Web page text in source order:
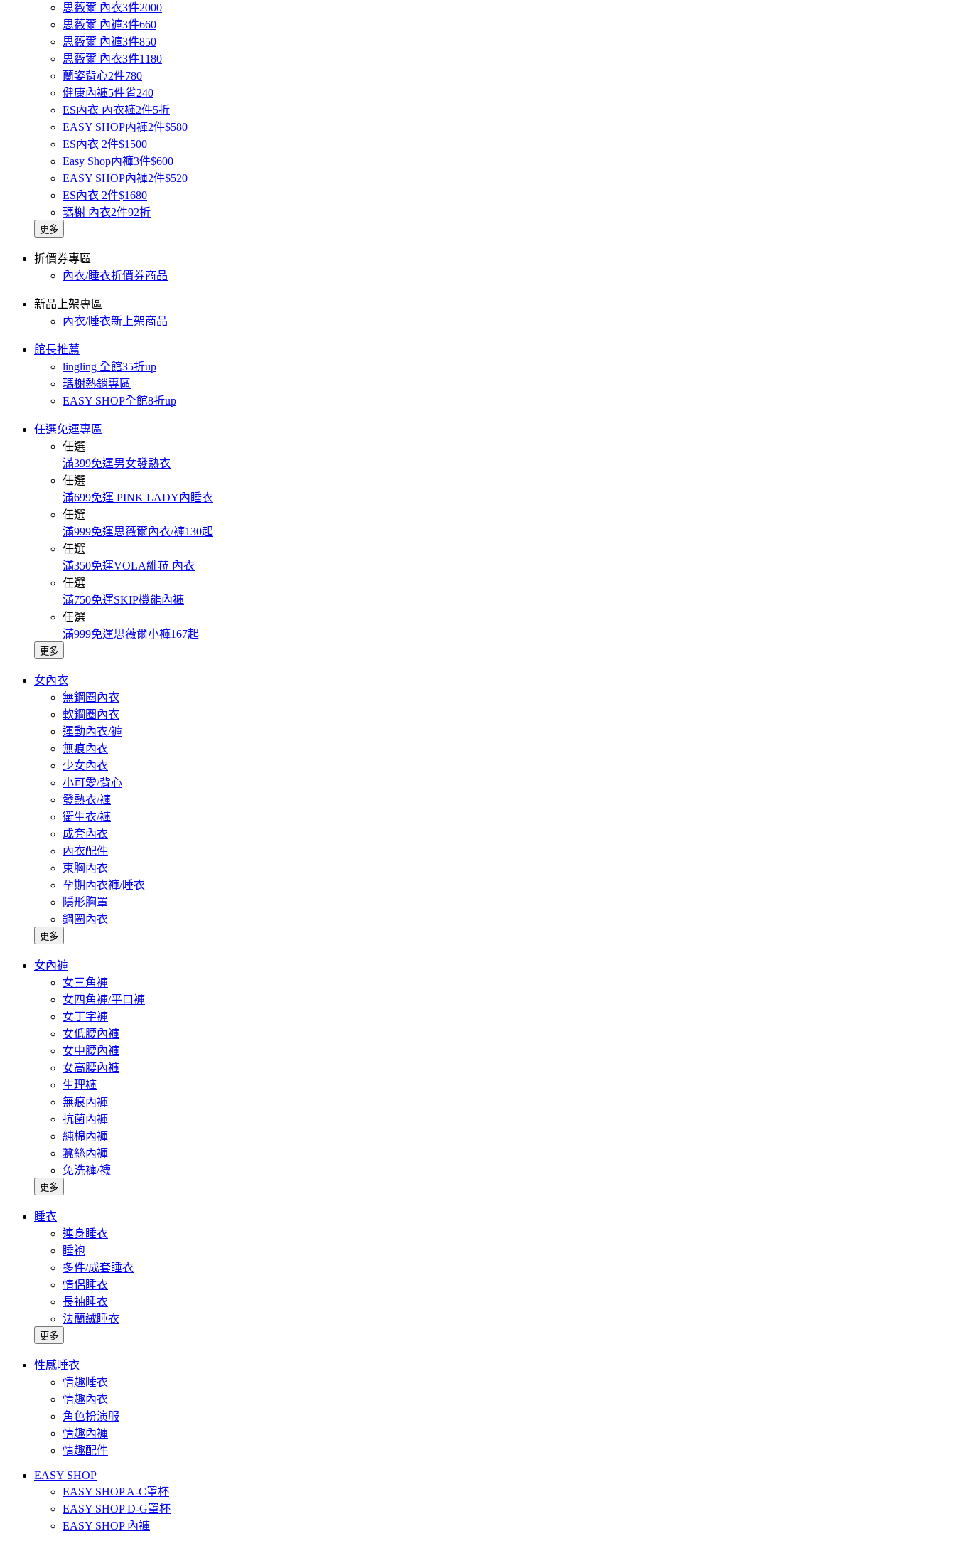
思薇爾 內衣3件2000
思薇爾 內褲3件660
思薇爾 內褲3件850
思薇爾 內衣3件1180
蘭姿背心2件780
健康內褲5件省240
ES內衣 內衣褲2件5折
EASY SHOP內褲2件$580
ES內衣 2件$1500
Easy Shop內褲3件$600
EASY SHOP內褲2件$520
ES內衣 2件$1680
瑪榭 內衣2件92折
更多
折價券專區
內衣/睡衣折價券商品
新品上架專區
內衣/睡衣新上架商品
館長推薦
lingling 全館35折up
瑪榭熱銷專區
EASY SHOP全館8折up
任選免運專區
任選
滿399免運男女發熱衣
任選
滿699免運 PINK LADY內睡衣
任選
滿999免運思薇爾內衣/褲130起
任選
滿350免運VOLA維菈 內衣
任選
滿750免運SKIP機能內褲
任選
滿999免運思薇爾小褲167起
更多
女內衣
無鋼圈內衣
軟鋼圈內衣
運動內衣/褲
無痕內衣
少女內衣
小可愛/背心
發熱衣/褲
衛生衣/褲
成套內衣
內衣配件
束胸內衣
孕期內衣褲/睡衣
隱形胸罩
鋼圈內衣
更多
女內褲
女三角褲
女四角褲/平口褲
女丁字褲
女低腰內褲
女中腰內褲
女高腰內褲
生理褲
無痕內褲
抗菌內褲
純棉內褲
蠶絲內褲
免洗褲/襪
更多
睡衣
連身睡衣
睡袍
多件/成套睡衣
情侶睡衣
長袖睡衣
法蘭絨睡衣
更多
性感睡衣
情趣睡衣
情趣內衣
角色扮演服
情趣內褲
情趣配件
EASY SHOP
EASY SHOP A-C罩杯
EASY SHOP D-G罩杯
EASY SHOP 內褲